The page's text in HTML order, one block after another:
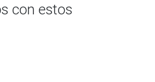
con estos